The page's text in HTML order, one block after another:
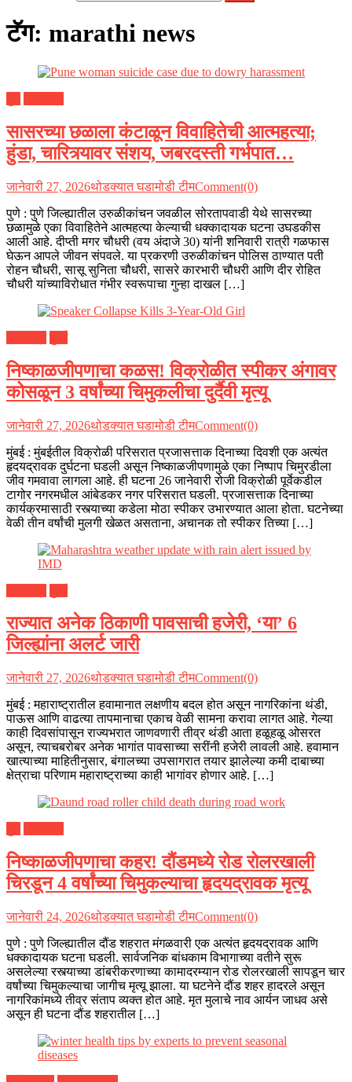
टॅग: marathi news
सासरच्या छळाला कंटाळून विवाहितेची आत्महत्या;
हुंडा, चारित्र्यावर संशय, जबरदस्ती गर्भपात…
जानेवारी 27, 2026थोडक्यात घडामोडी टीमComment(0)
पुणे : पुणे जिल्ह्यातील उरुळीकांचन जवळील सोरतापवाडी येथे सासरच्या
छळामुळे एका विवाहितेने आत्महत्या केल्याची धक्कादायक घटना उघडकीस
आली आहे. दीप्ती मगर चौधरी (वय अंदाजे 30) यांनी शनिवारी रात्री गळफास
घेऊन आपले जीवन संपवले. या प्रकरणी उरुळीकांचन पोलिस ठाण्यात पती
रोहन चौधरी, सासू सुनिता चौधरी, सासरे कारभारी चौधरी आणि दीर रोहित
चौधरी यांच्याविरोधात गंभीर स्वरूपाचा गुन्हा दाखल […]
निष्काळजीपणाचा कळस! विक्रोळीत स्पीकर अंगावर
कोसळून 3 वर्षांच्या चिमुकलीचा दुर्दैवी मृत्यू
जानेवारी 27, 2026थोडक्यात घडामोडी टीमComment(0)
मुंबई : मुंबईतील विक्रोळी परिसरात प्रजासत्ताक दिनाच्या दिवशी एक अत्यंत
हृदयद्रावक दुर्घटना घडली असून निष्काळजीपणामुळे एका निष्पाप चिमुरडीला
जीव गमवावा लागला आहे. ही घटना 26 जानेवारी रोजी विक्रोळी पूर्वेकडील
टागोर नगरमधील आंबेडकर नगर परिसरात घडली. प्रजासत्ताक दिनाच्या
कार्यक्रमासाठी रस्त्याच्या कडेला मोठा स्पीकर उभारण्यात आला होता. घटनेच्या
वेळी तीन वर्षांची मुलगी खेळत असताना, अचानक तो स्पीकर तिच्या […]
राज्यात अनेक ठिकाणी पावसाची हजेरी, ‘या’ 6
जिल्ह्यांना अलर्ट जारी
जानेवारी 27, 2026थोडक्यात घडामोडी टीमComment(0)
मुंबई : महाराष्ट्रातील हवामानात लक्षणीय बदल होत असून नागरिकांना थंडी,
पाऊस आणि वाढत्या तापमानाचा एकाच वेळी सामना करावा लागत आहे. गेल्या
काही दिवसांपासून राज्यभरात जाणवणारी तीव्र थंडी आता हळूहळू ओसरत
असून, त्याचबरोबर अनेक भागांत पावसाच्या सरींनी हजेरी लावली आहे. हवामान
खात्याच्या माहितीनुसार, बंगालच्या उपसागरात तयार झालेल्या कमी दाबाच्या
क्षेत्राचा परिणाम महाराष्ट्राच्या काही भागांवर होणार आहे. […]
निष्काळजीपणाचा कहर! दौंडमध्ये रोड रोलरखाली
चिरडून 4 वर्षांच्या चिमुकल्याचा हृदयद्रावक मृत्यू
जानेवारी 24, 2026थोडक्यात घडामोडी टीमComment(0)
पुणे : पुणे जिल्ह्यातील दौंड शहरात मंगळवारी एक अत्यंत हृदयद्रावक आणि
धक्कादायक घटना घडली. सार्वजनिक बांधकाम विभागाच्या वतीने सुरू
असलेल्या रस्त्याच्या डांबरीकरणाच्या कामादरम्यान रोड रोलरखाली सापडून चार
वर्षांच्या चिमुकल्याचा जागीच मृत्यू झाला. या घटनेने दौंड शहर हादरले असून
नागरिकांमध्ये तीव्र संताप व्यक्त होत आहे. मृत मुलाचे नाव आर्यन जाधव असे
असून ही घटना दौंड शहरातील […]